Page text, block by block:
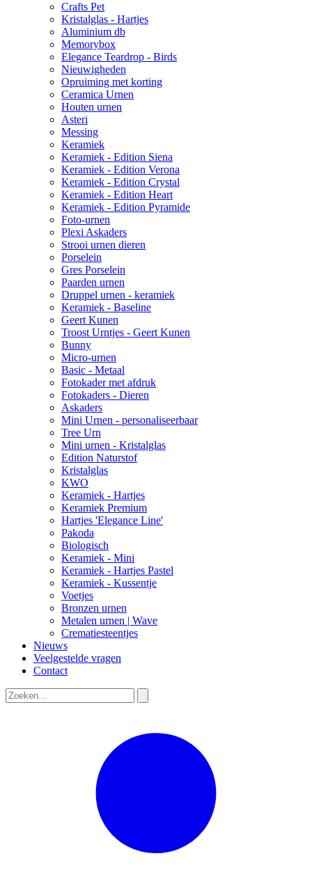
Crafts Pet
Kristalglas - Hartjes
Aluminium db
Memorybox
Elegance Teardrop - Birds
Nieuwigheden
Opruiming met korting
Ceramica Urnen
Houten urnen
Asteri
Messing
Keramiek
Keramiek - Edition Siena
Keramiek - Edition Verona
Keramiek - Edition Crystal
Keramiek - Edition Heart
Keramiek - Edition Pyramide
Foto-urnen
Plexi Askaders
Strooi urnen dieren
Porselein
Gres Porselein
Paarden urnen
Druppel urnen - keramiek
Keramiek - Baseline
Geert Kunen
Troost Urntjes - Geert Kunen
Bunny
Micro-urnen
Basic - Metaal
Fotokader met afdruk
Fotokaders - Dieren
Askaders
Mini Urnen - personaliseerbaar
Tree Urn
Mini urnen - Kristalglas
Edition Naturstof
Kristalglas
KWO
Keramiek - Hartjes
Keramiek Premium
Hartjes 'Elegance Line'
Pakoda
Biologisch
Keramiek - Mini
Keramiek - Hartjes Pastel
Keramiek - Kussentje
Voetjes
Bronzen urnen
Metalen urnen | Wave
Crematiesteentjes
Nieuws
Veelgestelde vragen
Contact